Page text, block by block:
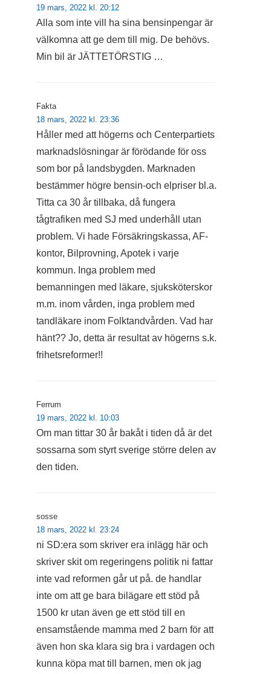
19 mars, 2022 kl. 20:12
Alla som inte vill ha sina bensinpengar är
välkomna att ge dem till mig. De behövs.
Min bil är JÄTTETÖRSTIG …
Fakta
18 mars, 2022 kl. 23:36
Håller med att högerns och Centerpartiets
marknadslösningar är förödande för oss
som bor på landsbygden. Marknaden
bestämmer högre bensin-och elpriser bl.a.
Titta ca 30 år tillbaka, då fungera
tågtrafiken med SJ med underhåll utan
problem. Vi hade Försäkringskassa, AF-
kontor, Bilprovning, Apotek i varje
kommun. Inga problem med
bemanningen med läkare, sjuksköterskor
m.m. inom vården, inga problem med
tandläkare inom Folktandvården. Vad har
hänt?? Jo, detta är resultat av högerns s.k.
frihetsreformer!!
Ferrum
19 mars, 2022 kl. 10:03
Om man tittar 30 år bakåt i tiden då är det
sossarna som styrt sverige större delen av
den tiden.
sosse
18 mars, 2022 kl. 23:24
ni SD:era som skriver era inlägg här och
skriver skit om regeringens politik ni fattar
inte vad reformen går ut på. de handlar
inte om att ge bara bilägare ett stöd på
1500 kr utan även ge ett stöd till en
ensamstående mamma med 2 barn för att
även hon ska klara sig bra i vardagen och
kunna köpa mat till barnen, men ok jag